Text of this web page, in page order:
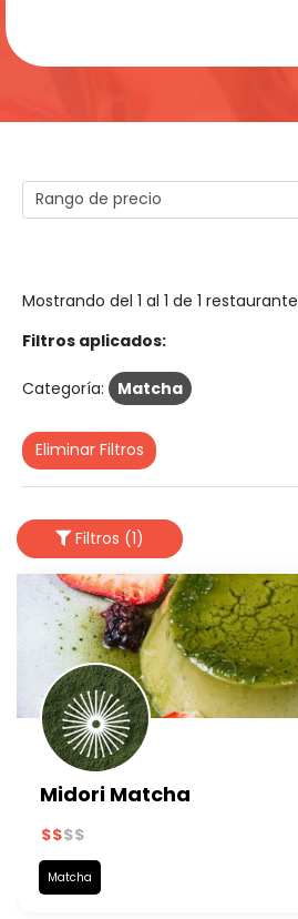
Mostrando del 1 al 1 de 1 restaurante
Filtros aplicados:
Categoría: Matcha
Eliminar Filtros
Filtros (1)
Midori Matcha
Matcha